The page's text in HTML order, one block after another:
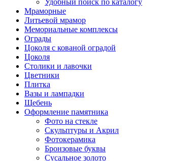
Удобный поиск по каталогу
Мраморные
Литьевой мрамор
Мемориальные комплексы
Ограды
Цоколя с кованой оградой
Цоколя
Столики и лавочки
Цветники
Плитка
Вазы и лампадки
Щебень
Оформление памятника
Фото на стекле
Скульптуры и Акрил
Фотокерамика
Бронзовые буквы
Сусальное золото